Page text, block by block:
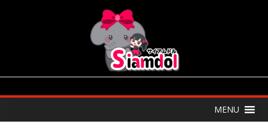
MENU